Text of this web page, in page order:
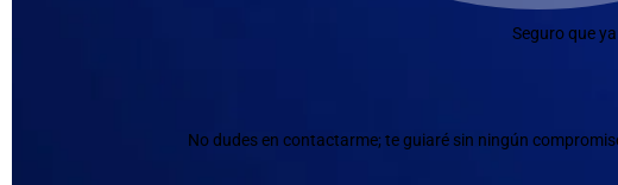
Seguro que
No dudes en contactarme; te guiaré sin ningún